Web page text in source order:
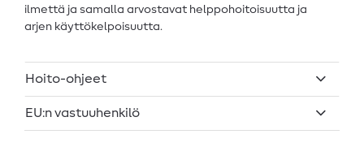
ilmettä ja samalla arvostavat helppohoitoisuutta ja
arjen käyttökelpoisuutta.
Hoito-ohjeet
EU:n vastuuhenkilö